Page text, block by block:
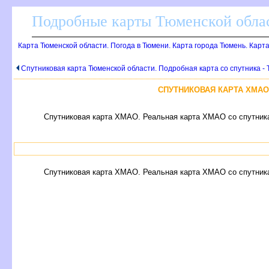
Подробные карты Тюменской
Карта Тюменской области. Погода в Тюмени. Карта города Тюмень.
Спутниковая карта Тюменской области. Подробная карта со спутника -
СПУТНИКОВАЯ КАРТА
Спутниковая карта ХМАО. Реальная карта ХМАО со
Спутниковая карта ХМАО. Реальная карта ХМАО со